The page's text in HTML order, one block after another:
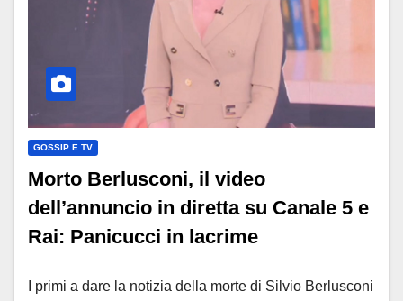
GOSSIP E TV
Morto Berlusconi, il video
dell’annuncio in diretta su Canale 5 e
Rai: Panicucci in lacrime
I primi a dare la notizia della morte di Silvio Berlusconi